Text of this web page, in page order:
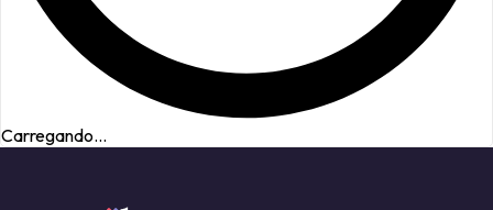
Carregando...